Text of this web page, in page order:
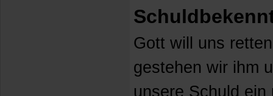
Gott will uns
gestehen wir ihm
unsere Schuld